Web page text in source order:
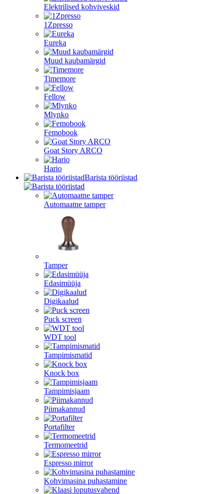
Elektrilised kohviveskid
1Zpresso
Eureka
Muud kaubamärgid
Timemore
Fellow
Mlynko
Femobook
Goat Story ARCO
Hario
Barista tööriistad
Automaatne tamper
Tamper
Edasimüüja
Digikaalud
Puck screen
WDT tool
Tampimismatid
Knock box
Tampimisjaam
Piimakannud
Portafilter
Termomeetrid
Espresso mirror
Kohvimasina puhastamine